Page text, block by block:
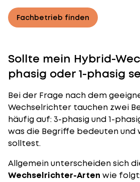
Fachbetrieb finden
Sollte mein Hybrid-
phasig oder 1-phasig
Bei der Frage nach dem
Wechselrichter tauchen zwei
häufig auf: 3-phasig und 1-
was die Begriffe bedeuten und
solltest.
Allgemein unterscheiden sich
Wechselrichter-Arten wie